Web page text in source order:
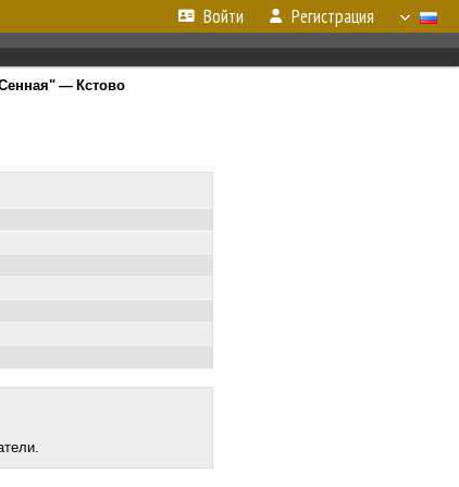
Войти Регистрация
— Кстово